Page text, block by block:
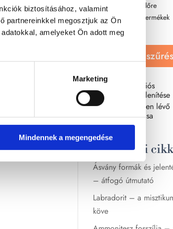
biztosításához, valamint
partnereinkkel megosztjuk az Ön
amelyeket Ön adott meg
Marketing
Mindennek a megengedése
Legdrágább előre
Véletlenszerű termékek
Terméknév
Kijelöltek
Csak az akciós
termékek megjelenítése
Csak készleten lévő
termékek mutatása
Legutóbbi
Ásvány formák és
– átfogó útmutató
Labradorit – a
köve